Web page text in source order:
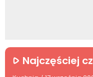
Najczęściej